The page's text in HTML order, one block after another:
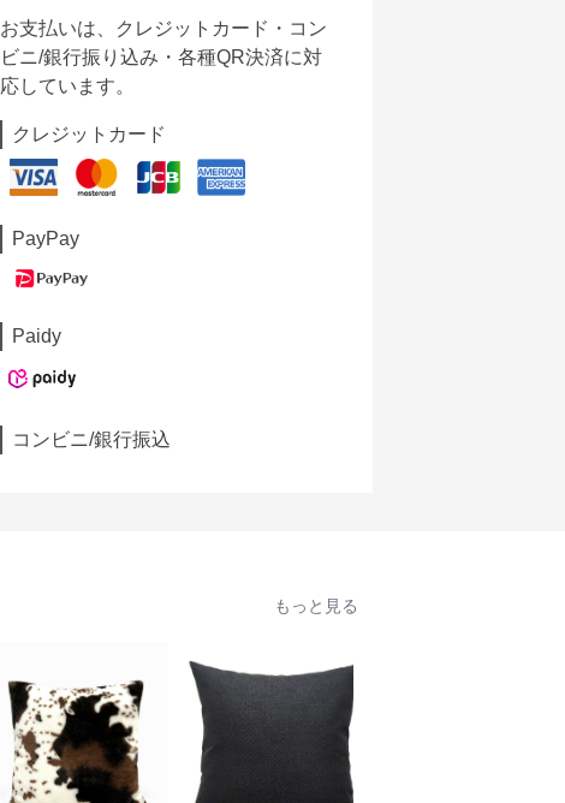
お支払いは、クレジットカード・コン
ビニ/銀行振り込み・各種QR決済に対
応しています。
クレジットカード
PayPay
Paidy
コンビニ/銀行振込
もっと見る